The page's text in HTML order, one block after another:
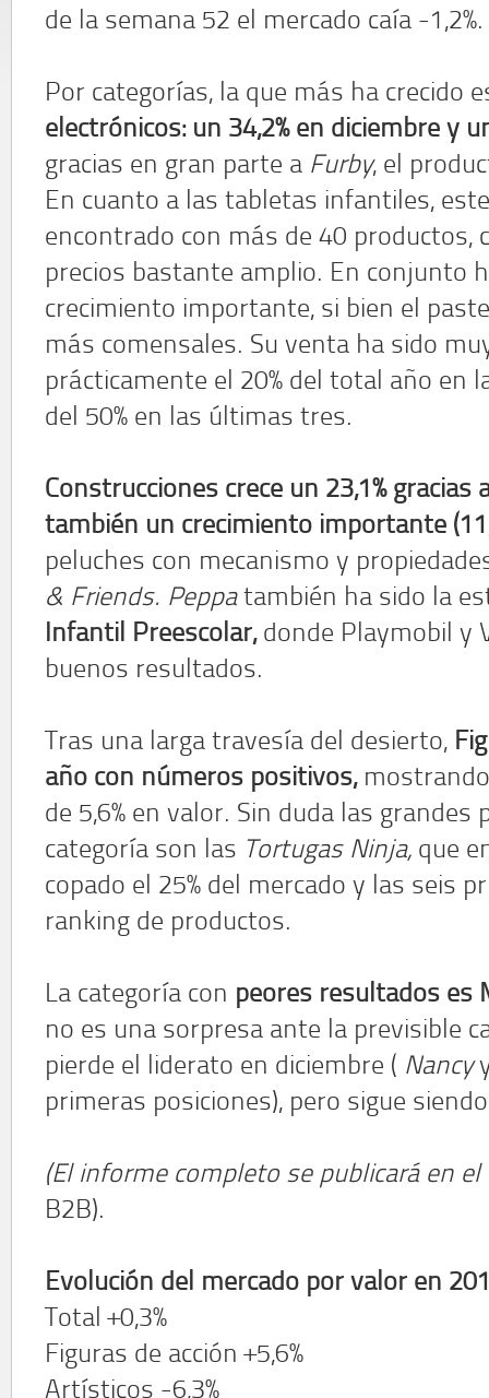
de la semana 52 el mercado caía -1,2%.
Por categorías, la que más ha crecido
electrónicos: un 34,2% en diciembre y
gracias en gran parte a Furby, el
En cuanto a las tabletas infantiles,
encontrado con más de 40 productos,
precios bastante amplio. En conjunto
crecimiento importante, si bien el
más comensales. Su venta ha sido
prácticamente el 20% del total año en
del 50% en las últimas tres.
Construcciones crece un 23,1% gracias
también un crecimiento importante
peluches con mecanismo y
& Friends. Peppatambién ha sido la
Infantil Preescolar,donde Playmobil y
buenos resultados.
Tras una larga travesía del desierto,
año con números positivos,mostrando
de 5,6% en valor. Sin duda las
categoría son las Tortugas Ninja, que
copado el 25% del mercado y las seis
ranking de productos.
La categoría con peores resultados es
no es una sorpresa ante la previsible
pierde el liderato en diciembre ( Nancy
primeras posiciones), pero sigue
(El informe completo se publicará en
B2B).
Evolución del mercado por valor en
Total +0,3%
Figuras de acción +5,6%
Artísticos -6,3%